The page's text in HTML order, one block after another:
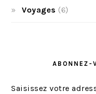
Voyages (6)
ABONNEZ-
Saisissez votre